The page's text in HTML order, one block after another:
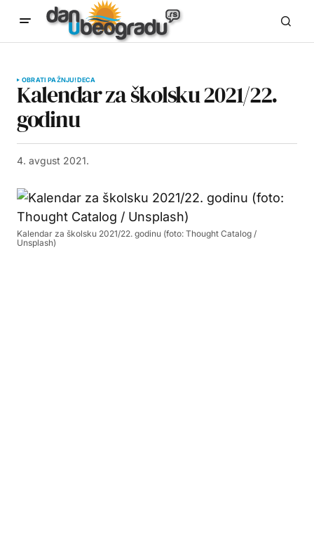
OBRATI PAŽNJU!DECA
Kalendar za školsku 2021/22.
godinu
4. avgust 2021.
Kalendar za školsku 2021/22. godinu (foto: Thought Catalog /
Unsplash)